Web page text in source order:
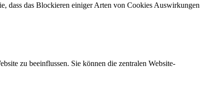
dass das Blockieren einiger Arten von Cookies Auswirkungen
zu beeinflussen. Sie können die zentralen Website-